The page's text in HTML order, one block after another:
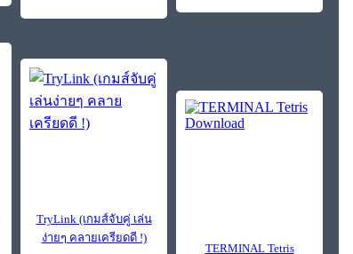
TryLink (เกมส์จับคู่ เล่น
ง่ายๆ คลายเครียดดี !)
TERMINAL Tetris